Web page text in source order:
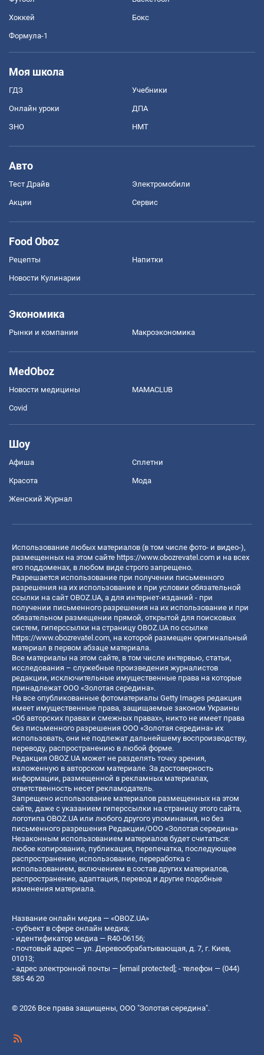
Хоккей Бокс
Формула-1
Моя школа
ГДЗ Учебники
Онлайн уроки ДПА
ЗНО НМТ
Авто
Тест Драйв Электромобили
Акции Сервис
Food Oboz
Рецепты Напитки
Новости Кулинарии
Экономика
Рынки и компании Mакроэкономика
MedOboz
Новости медицины MAMACLUB
Covid
Шоу
Афиша Сплетни
Красота Мода
Женский Журнал
Использование любых материалов (в том числе фото- и видео-),
размещенных на этом сайте https://www.obozrevatel.com и на всех
его поддоменах, в любом виде строго запрещено.
Разрешается использование при получении письменного
разрешения на их использование и при условии обязательной
ссылки на сайт OBOZ.UA, а для интернет-изданий - при
получении письменного разрешения на их использование и при
обязательном размещении прямой, открытой для поисковых
систем, гиперссылки на страницу OBOZ.UA по ссылке
https://www.obozrevatel.com, на которой размещен оригинальный
материал в первом абзаце материала.
Все материалы на этом сайте, в том числе интервью, статьи,
исследования – служебные произведения журналистов
редакции, исключительные имущественные права на которые
принадлежат ООО «Золотая середина».
На все опубликованные фотоматериалы Getty Images редакция
имеет имущественные права, защищаемые законом Украины
«Об авторских правах и смежных правах», никто не имеет права
без письменного разрешения ООО «Золотая середина» их
использовать, они не подлежат дальнейшему воспроизводству,
переводу, распространению в любой форме.
Редакция OBOZ.UA может не разделять точку зрения,
изложенную в авторском материале. За достоверность
информации, размещенной в рекламных материалах,
ответственность несет рекламодатель.
Запрещено использование материалов размещенных на этом
сайте, даже с указанием гиперссылки на страницу этого сайта,
логотипа OBOZ.UA или любого другого упоминания, но без
письменного разрешения Редакции/ООО «Золотая середина»
Незаконным использованием материалов будет считаться:
любое копирование, публикация, перепечатка, последующее
распространение, использование, переработка с
использованием, включением в состав других материалов,
распространение, адаптация, перевод и другие подобные
изменения материала.
Название онлайн медиа — «OBOZ.UA»
- субъект в сфере онлайн медиа;
- идентификатор медиа — R40-06156;
- почтовый адрес — ул. Деревообрабатывающая, д. 7, г. Киев,
01013;
- адрес электронной почты — [email protected]; - телефон — (044)
585 46 20
© 2026 Все права защищены, ООО "Золотая середина".